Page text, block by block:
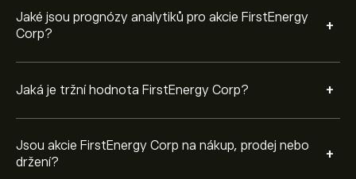
Jaké jsou prognózy analytiků pro akcie FirstEnergy
Corp?
+
Jaká je tržní hodnota FirstEnergy Corp? +
Jsou akcie FirstEnergy Corp na nákup, prodej nebo
držení?
+